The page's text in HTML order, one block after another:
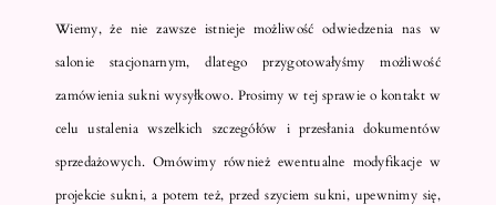
Wiemy, że nie zawsze istnieje możliwość odwiedzenia nas w
salonie stacjonarnym, dlatego przygotowałyśmy możliwość
zamówienia sukni wysyłkowo. Prosimy w tej sprawie o kontakt w
celu ustalenia wszelkich szczegółów i przesłania dokumentów
sprzedażowych. Omówimy również ewentualne modyfikacje w
projekcie sukni, a potem też, przed szyciem sukni, upewnimy się,